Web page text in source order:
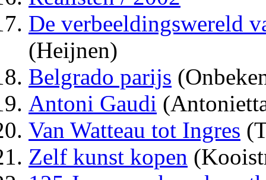
De verbeeldingswereld
(Heijnen)
Belgrado parijs
Antoni Gaudi
Van Watteau tot Ingres
Zelf kunst kopen